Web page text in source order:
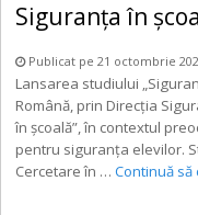
Siguranța în
Publicat pe 21 octombrie
Lansarea studiului
Română, prin Direcția
în școală”, în contextul
pentru siguranța elevilor.
Cercetare în …Continuă să